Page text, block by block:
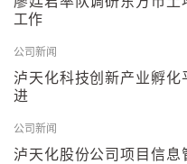
工作
公司新闻
泸天化科技创新产业孵化
进
公司新闻
泸天化股份公司项目信息